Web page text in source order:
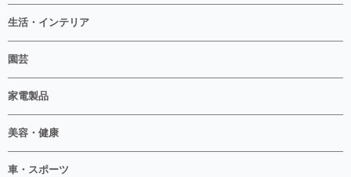
生活・インテリア
園芸
家電製品
美容・健康
車・スポーツ